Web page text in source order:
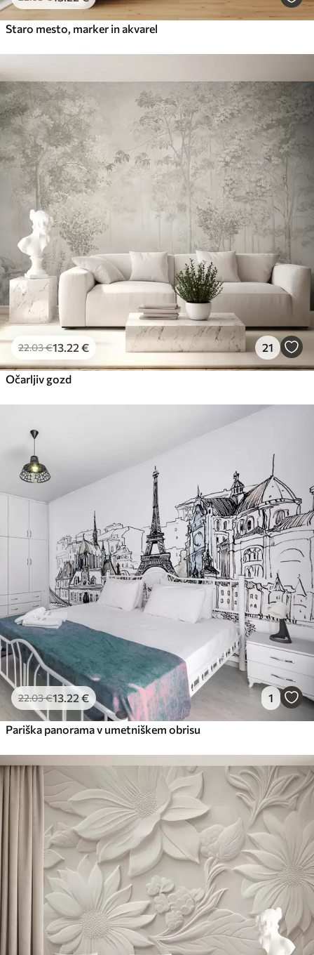
Staro mesto, marker in akvarel
22.03€13 .22 € 21
Očarljiv gozd
22.03€13 .22 € 1
Pariška panorama v umetniškem obrisu